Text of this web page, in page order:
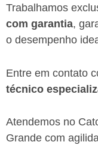
Trabalhamos
com garantia,
o desempenho
Entre em contato
técnico
Atendemos no
Grande com